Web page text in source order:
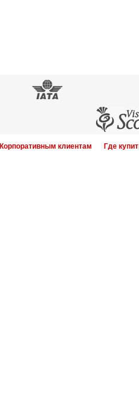
Корпоративным клиентам Где